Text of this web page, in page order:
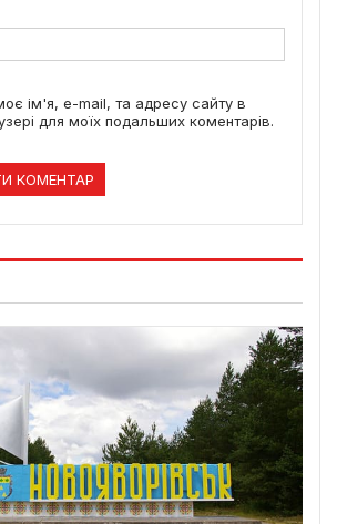
ім'я, e-mail, та адресу сайту в
для моїх подальших коментарів.